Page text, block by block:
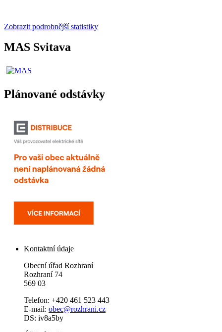
Zobrazit podrobnější statistiky
MAS Svitava
Plánované odstávky
Kontaktní údaje
Obecní úřad Rozhraní
Rozhraní 74
569 03
Telefon: +420 461 523 443
E-mail: obec@rozhrani.cz
DS: iv8a5by